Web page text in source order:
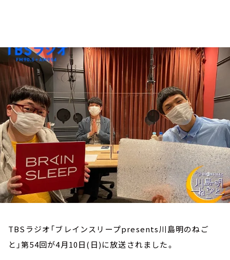
イベント・グッズ
YouTube
会社情報
TBSラジオ「ブレインスリープpresents川島明のねご
と」第54回が4月10日(日)に放送されました。